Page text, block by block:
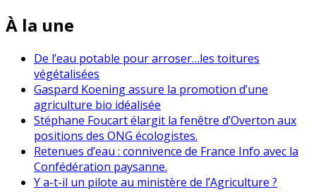
À la une
De l’eau potable pour arroser…les toitures
végétalisées
Gaspard Koening assure la promotion d’une
agriculture bio idéalisée
Stéphane Foucart élargit la fenêtre d’Overton aux
positions des ONG écologistes.
Retenues d’eau : connivence de France Info avec la
Confédération paysanne.
Y a-t-il un pilote au ministère de l’Agriculture ?